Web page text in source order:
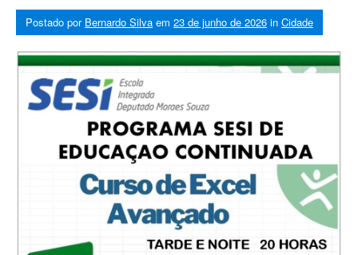
Postado por Bernardo Silva em 23 de junho de 2026 in Cidade